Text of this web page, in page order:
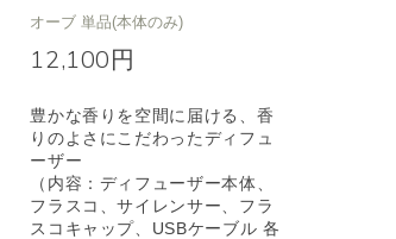
オーブ 単品(本体のみ)
12,100円
豊かな香りを空間に届ける、香
りのよさにこだわったディフュ
ーザー
（内容：ディフューザー本体、
フラスコ、サイレンサー、フラ
スコキャップ、USBケーブル 各